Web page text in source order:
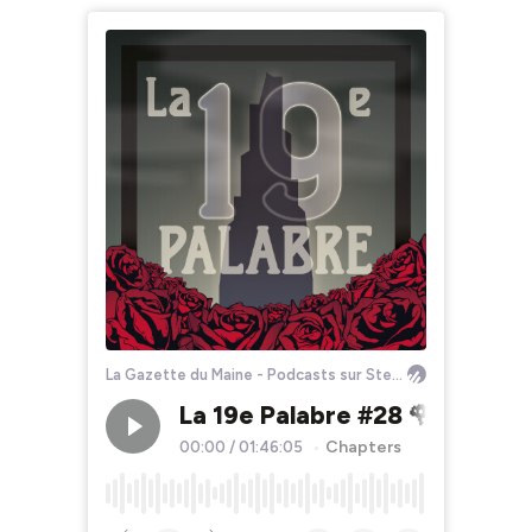
La Gazette du Maine - Podcasts sur Stephen King
La 19e Palabre #28 🌹
00:00 / 01:46:05 Chapters